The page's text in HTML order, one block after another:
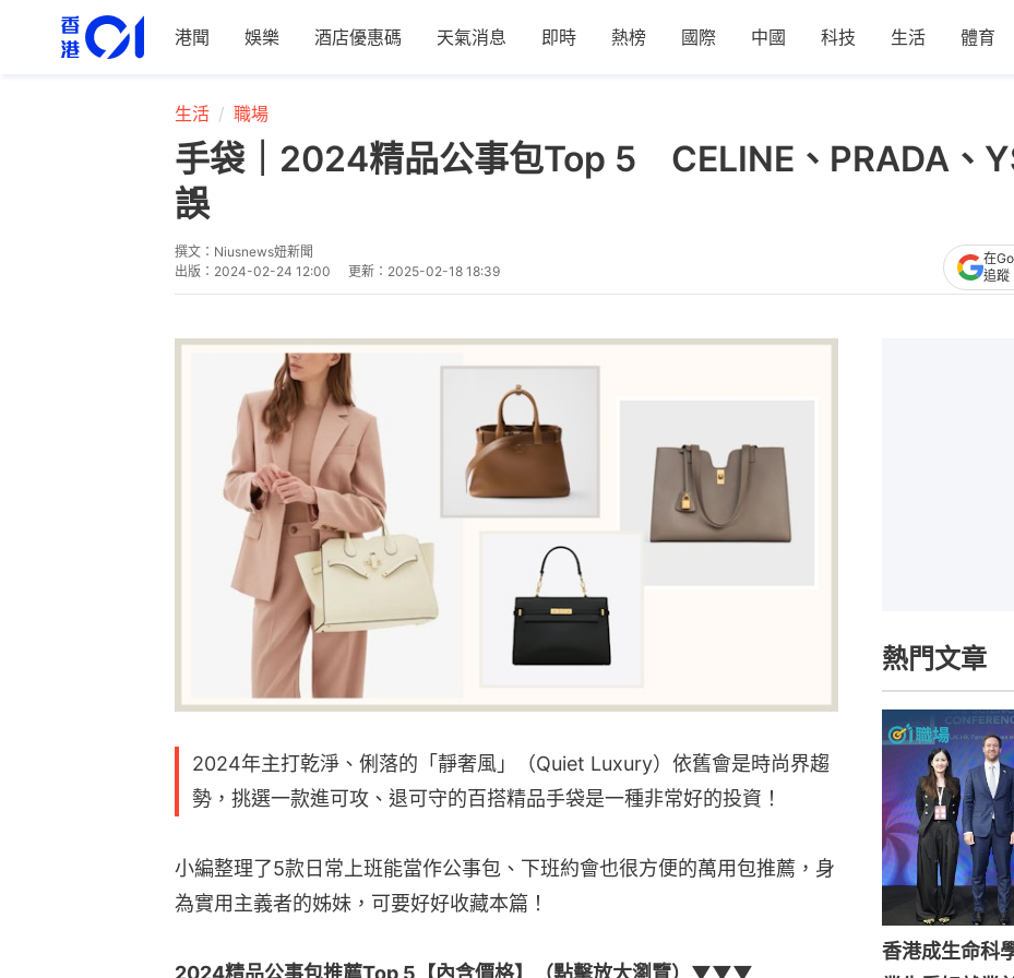
港聞 娛樂 酒店優惠碼 天氣消息 即時 熱榜 國際 中國 科技 生活 體育
生活 職場
手袋｜2024精品公事包Top 5 CELINE、PRADA、
誤
撰文： Niusnews妞新聞
出版： 2024-02-24 12:00 更新： 2025-02-18 18:39
在
追蹤
2024年主打乾淨、俐落的「靜奢風」（Quiet Luxury）依舊會是時尚界趨
勢，挑選一款進可攻、退可守的百搭精品手袋是一種非常好的投資！
小編整理了5款日常上班能當作公事包、下班約會也很方便的萬用包推薦，身
為實用主義者的姊妹，可要好好收藏本篇！
2024精品公事包推薦Top 5【內含價格】（點擊放大瀏覽）▼▼▼
熱門文章
香港成生命科